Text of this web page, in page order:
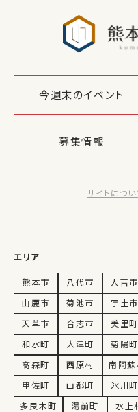
今週末のイベント
募集情報
サイトについ
エリア
熊本市 八代市 人吉市
山鹿市
菊池市 宇土市
天草市
合志市 美里町
和水町
大津町 菊陽町
高森町
西原村 南阿蘇
甲佐町
山都町 氷川町
多良木町
湯前町 水上